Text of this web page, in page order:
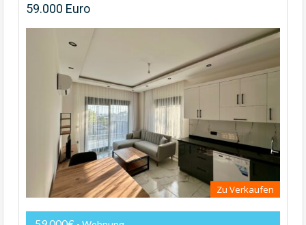
59.000 Euro
Zu Verkaufen